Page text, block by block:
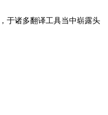
于诸多翻译工具当中崭露头